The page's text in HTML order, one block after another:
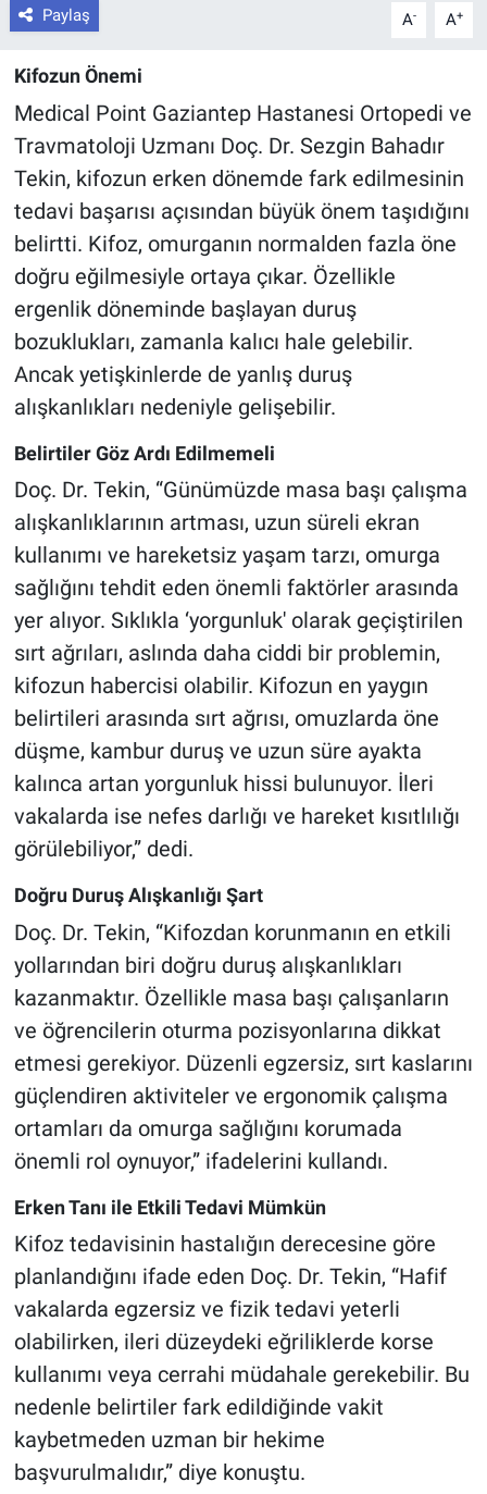
Paylaş A- A+
Kifozun Önemi
Medical Point Gaziantep Hastanesi Ortopedi ve
Travmatoloji Uzmanı Doç. Dr. Sezgin Bahadır
Tekin, kifozun erken dönemde fark edilmesinin
tedavi başarısı açısından büyük önem taşıdığını
belirtti. Kifoz, omurganın normalden fazla öne
doğru eğilmesiyle ortaya çıkar. Özellikle
ergenlik döneminde başlayan duruş
bozuklukları, zamanla kalıcı hale gelebilir.
Ancak yetişkinlerde de yanlış duruş
alışkanlıkları nedeniyle gelişebilir.
Belirtiler Göz Ardı Edilmemeli
Doç. Dr. Tekin, “Günümüzde masa başı çalışma
alışkanlıklarının artması, uzun süreli ekran
kullanımı ve hareketsiz yaşam tarzı, omurga
sağlığını tehdit eden önemli faktörler arasında
yer alıyor. Sıklıkla ‘yorgunluk' olarak geçiştirilen
sırt ağrıları, aslında daha ciddi bir problemin,
kifozun habercisi olabilir. Kifozun en yaygın
belirtileri arasında sırt ağrısı, omuzlarda öne
düşme, kambur duruş ve uzun süre ayakta
kalınca artan yorgunluk hissi bulunuyor. İleri
vakalarda ise nefes darlığı ve hareket kısıtlılığı
görülebiliyor,” dedi.
Doğru Duruş Alışkanlığı Şart
Doç. Dr. Tekin, “Kifozdan korunmanın en etkili
yollarından biri doğru duruş alışkanlıkları
kazanmaktır. Özellikle masa başı çalışanların
ve öğrencilerin oturma pozisyonlarına dikkat
etmesi gerekiyor. Düzenli egzersiz, sırt kaslarını
güçlendiren aktiviteler ve ergonomik çalışma
ortamları da omurga sağlığını korumada
önemli rol oynuyor,” ifadelerini kullandı.
Erken Tanı ile Etkili Tedavi Mümkün
Kifoz tedavisinin hastalığın derecesine göre
planlandığını ifade eden Doç. Dr. Tekin, “Hafif
vakalarda egzersiz ve fizik tedavi yeterli
olabilirken, ileri düzeydeki eğriliklerde korse
kullanımı veya cerrahi müdahale gerekebilir. Bu
nedenle belirtiler fark edildiğinde vakit
kaybetmeden uzman bir hekime
başvurulmalıdır,” diye konuştu.